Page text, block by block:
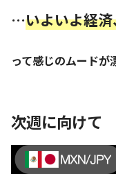
…いよいよ経
って感じのムード
次週に向けて